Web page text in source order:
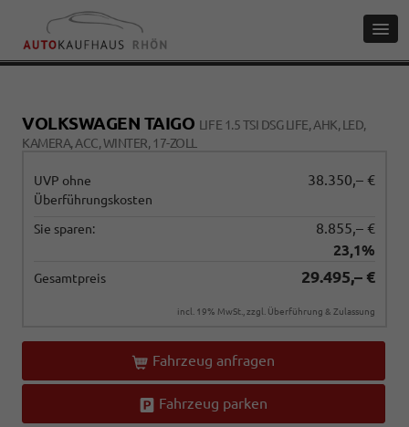
VOLKSWAGEN TAIGO LIFE 1.5 TSI DSG LIFE, AHK, LED,
KAMERA, ACC, WINTER, 17-ZOLL
UVP ohne
Überführungskosten
38.350,– €
Sie sparen:
8.855,– €
23,1%
Gesamtpreis 29.495,– €
incl. 19% MwSt., zzgl. Überführung & Zulassung
Fahrzeug anfragen
Fahrzeug parken